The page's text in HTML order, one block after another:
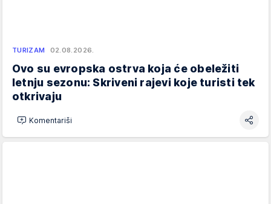
TURIZAM 02.08.2026.
Ovo su evropska ostrva koja će obeležiti
letnju sezonu: Skriveni rajevi koje turisti tek
otkrivaju
Komentariši